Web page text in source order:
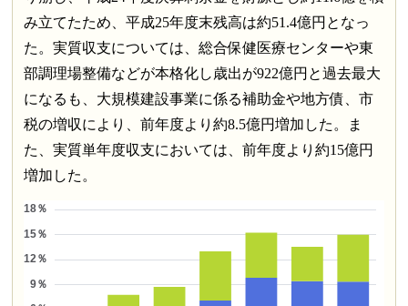
み立てたため、平成25年度末残高は約51.4億円となっ
た。実質収支については、総合保健医療センターや東
部調理場整備などが本格化し歳出が922億円と過去最大
になるも、大規模建設事業に係る補助金や地方債、市
税の増収により、前年度より約8.5億円増加した。ま
た、実質単年度収支においては、前年度より約15億円
増加した。